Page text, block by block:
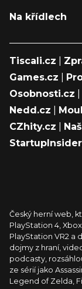
Na křídlech
Tiscali.cz
Games.cz
Osobnosti.cz
Nedd.cz
CZhity.cz
Český herní web,
PlayStation 4,
PlayStation VR2 a
dojmy z hraní,
podcasty,
ze sérií jako
Legend of Zelda,